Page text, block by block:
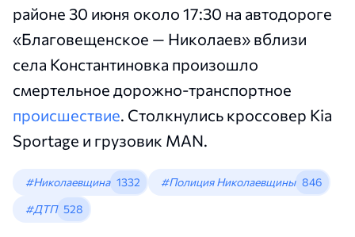
районе 30 июня около 17:30 на автодороге
«Благовещенское — Николаев» вблизи
села Константиновка произошло
смертельное дорожно-транспортное
происшествие. Столкнулись кроссовер Kia
Sportage и грузовик MAN.
#Николаевщина 1332 #Полиция Николаевщины 846
#ДТП 528